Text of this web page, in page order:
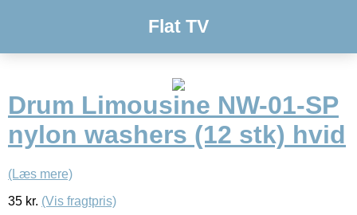
Flat TV
Drum Limousine NW-01-SP
nylon washers (12 stk) hvid
(Læs mere)
35 kr. (Vis fragtpris)